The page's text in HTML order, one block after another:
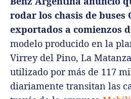
rodar los chasis de buses
exportados a comienzos
modelo producido en la
Virrey del Pino, La
utilizado por más de 117
diariamente transitan las